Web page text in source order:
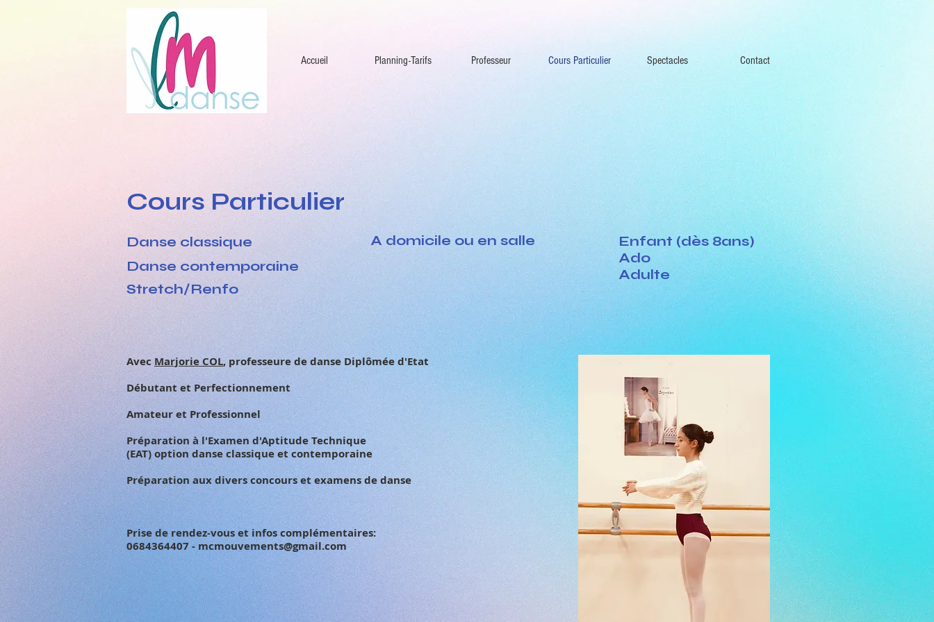
Accueil Planning-Tarifs Professeur Cours Particulier Spectacles Contact
Cours Particulier
Danse classique
A domicile ou en salle
Danse contemporaine
Stretch/Renfo
Avec Marjorie COL, professeure de danse Diplômée d'Etat
Débutant et Perfectionnement
Amateur et Professionnel
Préparation à l'Examen d'Aptitude Technique
(EAT) option danse classique et contemporaine
Préparation aux divers concours et examens de danse
Prise de rendez-vous et infos complémentaires:
0684364407 - mcmouvements@gmail.com
Enfant (dès 8ans)
Ado
Adulte